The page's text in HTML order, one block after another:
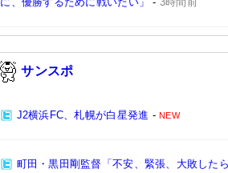
サンスポ
J2横浜FC、札幌が白星発進 -NEW
町田・黒田剛監督「不安、緊張、大敗した